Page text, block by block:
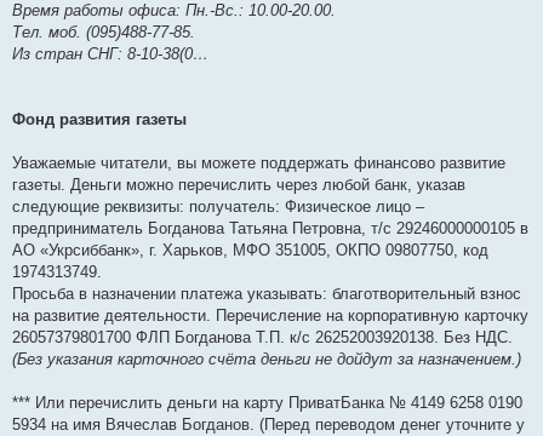
Время работы офиса: Пн.-Вс.: 10.00-20.00.
Тел. моб. (095)488-77-85.
Из стран СНГ: 8-10-38(0…
Фонд развития газеты
Уважаемые читатели, вы можете поддержать финансово развитие
газеты. Деньги можно перечислить через любой банк, указав
следующие реквизиты: получатель: Физическое лицо –
предприниматель Богданова Татьяна Петровна, т/с 29246000000105 в
АО «Укрсиббанк», г. Харьков, МФО 351005, ОКПО 09807750, код
1974313749.
Просьба в назначении платежа указывать: благотворительный взнос
на развитие деятельности. Перечисление на корпоративную карточку
26057379801700 ФЛП Богданова Т.П. к/с 26252003920138. Без НДС.
(Без указания карточного счёта деньги не дойдут за назначением.)
*** Или перечислить деньги на карту ПриватБанка № 4149 6258 0190
5934 на имя Вячеслав Богданов. (Перед переводом денег уточните у